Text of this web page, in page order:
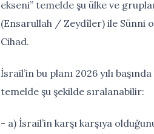
ekseni” temelde şu ülke ve
(Ensarullah / Zeydîler) ile Sünni
Cihad.
İsrail’in bu planı 2026 yılı
temelde şu şekilde sıralanabilir:
- a) İsrail’in karşı karşıya